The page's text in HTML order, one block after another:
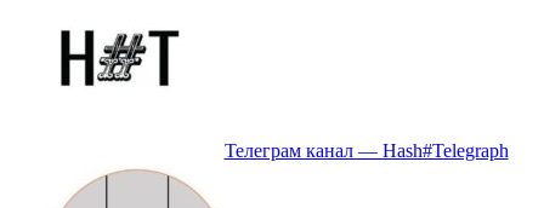
Телеграм канал — Hash#Telegraph